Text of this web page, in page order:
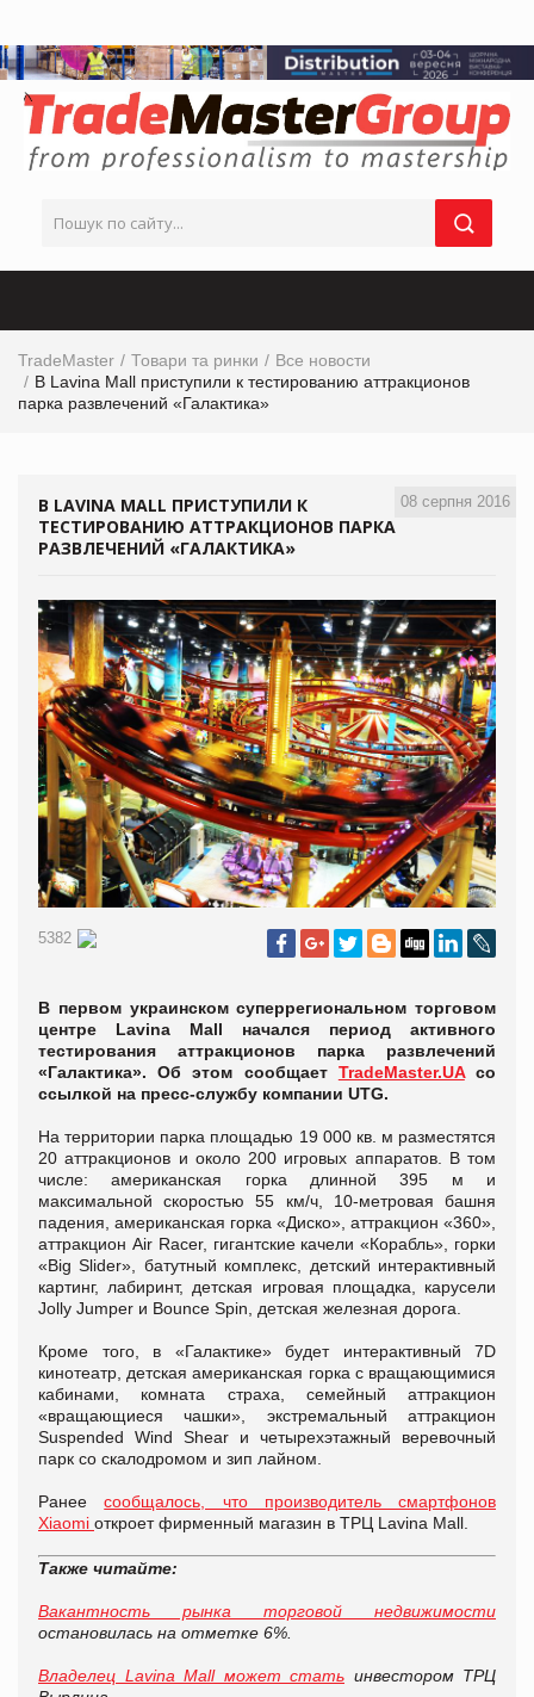
TradeMaster Товари та ринки
Все новости
В Lavina Mall приступили к тестированию аттракционов
парка развлечений «Галактика»
08 серпня 2016
В LAVINA MALL ПРИСТУПИЛИ К
ТЕСТИРОВАНИЮ АТТРАКЦИОНОВ ПАРКА
РАЗВЛЕЧЕНИЙ «ГАЛАКТИКА»
5382
В первом украинском суперрегиональном торговом
центре Lavina Mall начался период активного
тестирования аттракционов парка развлечений
«Галактика». Об этом сообщает TradeMaster.UAсо
ссылкой на пресс-службу компании UTG.
На территории парка площадью 19 000 кв. м разместятся
20 аттракционов и около 200 игровых аппаратов. В том
числе: американская горка длинной 395 м и
максимальной скоростью 55 км/ч, 10-метровая башня
падения, американская горка «Диско», аттракцион «360»,
аттракцион Air Racer, гигантские качели «Корабль», горки
«Big Slider», батутный комплекс, детский интерактивный
картинг, лабиринт, детская игровая площадка, карусели
Jolly Jumper и Bounce Spin, детская железная дорога.
Кроме того, в «Галактике» будет интерактивный 7D
кинотеатр, детская американская горка с вращающимися
кабинами, комната страха, семейный аттракцион
«вращающиеся чашки», экстремальный аттракцион
Suspended Wind Shear и четырехэтажный веревочный
парк со скалодромом и зип лайном.
Ранеесообщалось, что производитель смартфонов
Xiaomi откроет фирменный магазин в ТРЦ Lavina Mall.
Также читайте:
Вакантность рынка торговой недвижимости
остановилась на отметке 6%.
Владелец Lavina Mall может стать инвестором ТРЦ